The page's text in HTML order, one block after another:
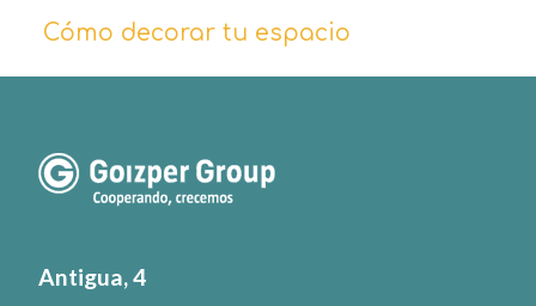
Cómo decorar tu espacio
Antigua, 4